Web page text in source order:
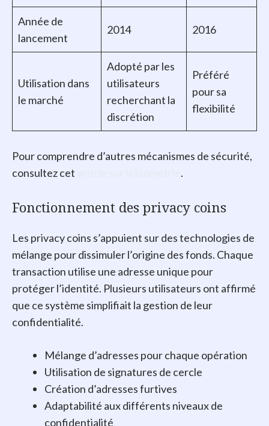
Année de
lancement
2014 2016
Utilisation dans
le marché
Adopté par les
utilisateurs
recherchant la
discrétion
Préféré
pour sa
flexibilité
Pour comprendre d’autres mécanismes de sécurité,
consultez cet
.
Fonctionnement des privacy coins
Les privacy coins s’appuient sur des technologies de
mélange pour dissimuler l’origine des fonds. Chaque
transaction utilise une adresse unique pour
protéger l’identité. Plusieurs utilisateurs ont affirmé
que ce système simplifiait la gestion de leur
confidentialité.
Mélange d’adresses pour chaque opération
Utilisation de signatures de cercle
Création d’adresses furtives
Adaptabilité aux différents niveaux de
confidentialité